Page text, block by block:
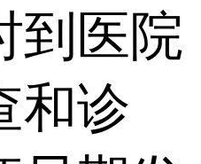
到医院
和诊